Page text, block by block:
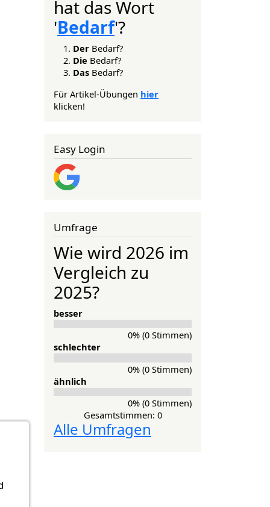
hat das Wort
'Bedarf'?
Der Bedarf?
Die Bedarf?
Das Bedarf?
Für Artikel-Übungen hier
klicken!
Easy Login
Umfrage
Wie wird 2026 im
Vergleich zu
2025?
besser
0% (0 Stimmen)
schlechter
0% (0 Stimmen)
ähnlich
0% (0 Stimmen)
Gesamtstimmen: 0
Alle Umfragen